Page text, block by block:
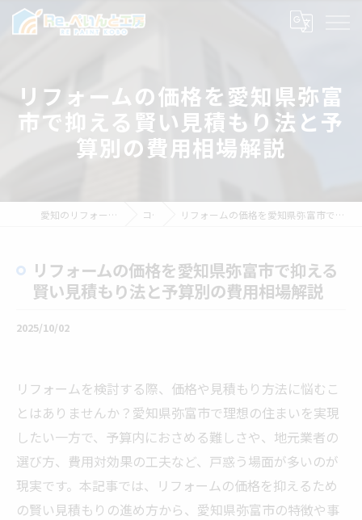
リフォームの価格を愛知県弥富
市で抑える賢い見積もり法と予
算別の費用相場解説
愛知のリフォームならRe.ぺいんと工房 コラム リフォームの価格を愛知県弥富市で抑える賢い見積もり法と予算別の費用相場解説
リフォームの価格を愛知県弥富市で抑える
賢い見積もり法と予算別の費用相場解説
2025/10/02
リフォームを検討する際、価格や見積もり方法に悩むこ
とはありませんか？愛知県弥富市で理想の住まいを実現
したい一方で、予算内におさめる難しさや、地元業者の
選び方、費用対効果の工夫など、戸惑う場面が多いのが
現実です。本記事では、リフォームの価格を抑えるため
の賢い見積もりの進め方から、愛知県弥富市の特徴や事